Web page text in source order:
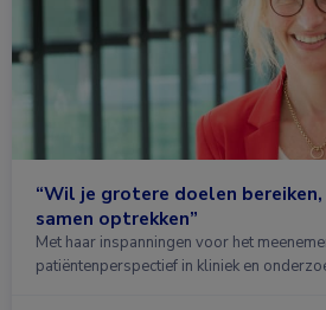
“Wil je grotere doelen
samen optrekken”
Met haar inspanningen voor het
patiëntenperspectief in kliniek en